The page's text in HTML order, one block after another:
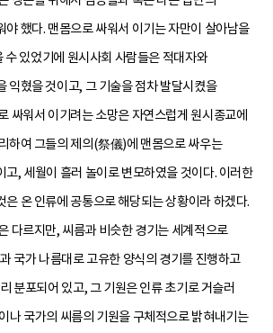
야 했다. 맨몸으로 싸워서 이기는 자만이 살아남을
수 있었기에 원시사회 사람들은 적대자와
익혔을 것이고, 그 기술을 점차 발달시켰을
싸워서 이기려는 소망은 자연스럽게 원시종교에
하여 그들의 제의(祭儀)에 맨몸으로 싸우는
고, 세월이 흘러 놀이로 변모하였을 것이다. 이러한
은 온 인류에 공통으로 해당되는 상황이라 하겠다.
다르지만, 씨름과 비슷한 경기는 세계적으로
국가 나름대로 고유한 양식의 경기를 진행하고
분포되어 있고, 그 기원은 인류 초기로 거슬러
나 국가의 씨름의 기원을 구체적으로 밝혀내기는